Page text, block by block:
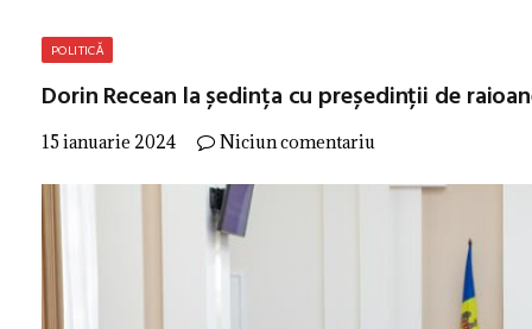
POLITICĂ
Dorin Recean la ședința cu președinții de
15 ianuarie 2024 Niciun comentariu